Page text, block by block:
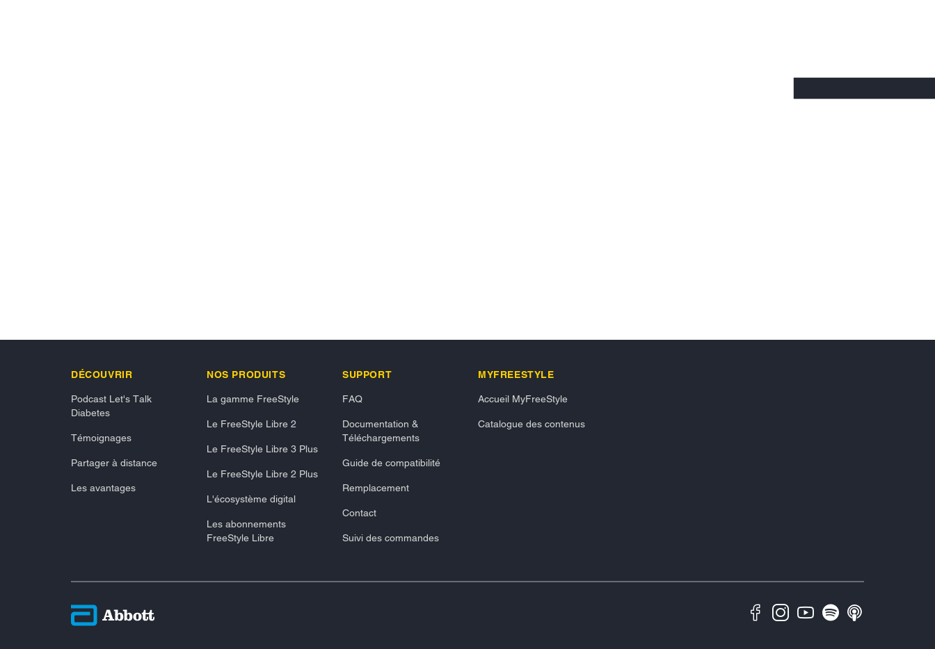
DÉCOUVRIR
Podcast Let's Talk
Diabetes
Témoignages
Partager à distance
Les avantages
NOS PRODUITS
La gamme FreeStyle
Le FreeStyle Libre 2
Le FreeStyle Libre 3 Plus
Le FreeStyle Libre 2 Plus
L'écosystème digital
Les abonnements
FreeStyle Libre
SUPPORT
FAQ
Documentation &
Téléchargements
Guide de compatibilité
Remplacement
Contact
Suivi des commandes
MYFREESTYLE
Accueil MyFreeStyle
Catalogue des contenus